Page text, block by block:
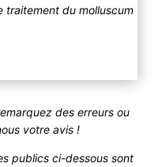
traitement du molluscum
des erreurs ou
votre avis !
publics ci-dessous sont